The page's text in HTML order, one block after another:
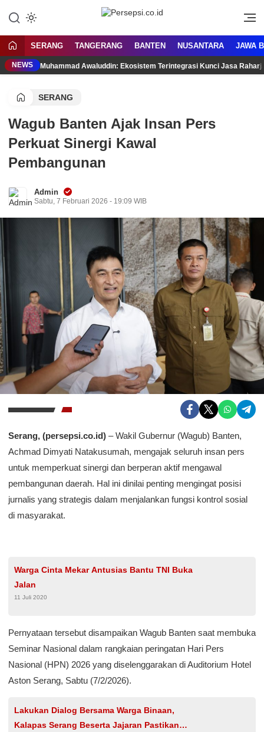
konten
SERANG TANGERANG BANTEN NUSANTARA JAWA
NEWS Muhammad Awaluddin: Ekosistem Terintegrasi Kunci Jasa
SERANG
Wagub Banten Ajak Insan Pers
Perkuat Sinergi Kawal
Pembangunan
Admin
Sabtu, 7 Februari 2026 - 19:09 WIB
Serang, (persepsi.co.id) – Wakil Gubernur (Wagub) Banten,
Achmad Dimyati Natakusumah, mengajak seluruh insan pers
untuk memperkuat sinergi dan berperan aktif mengawal
pembangunan daerah. Hal ini dinilai penting mengingat posisi
jurnalis yang strategis dalam menjalankan fungsi kontrol sosial
di masyarakat.
Warga Cinta Mekar Antusias Bantu TNI Buka
Jalan
11 Juli 2020
​Pernyataan tersebut disampaikan Wagub Banten saat membuka
Seminar Nasional dalam rangkaian peringatan Hari Pers
Nasional (HPN) 2026 yang diselenggarakan di Auditorium Hotel
Aston Serang, Sabtu (7/2/2026).
Lakukan Dialog Bersama Warga Binaan,
Kalapas Serang Beserta Jajaran Pastikan